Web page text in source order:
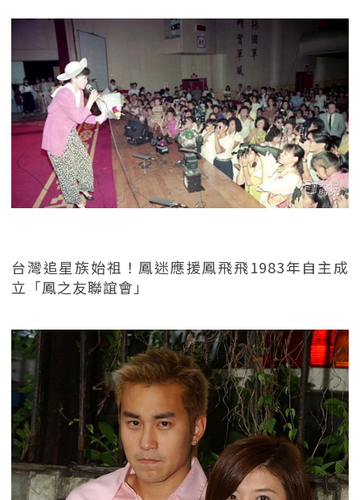
台灣追星族始祖！鳳迷應援鳳飛飛1983年自主成
立「鳳之友聯誼會」